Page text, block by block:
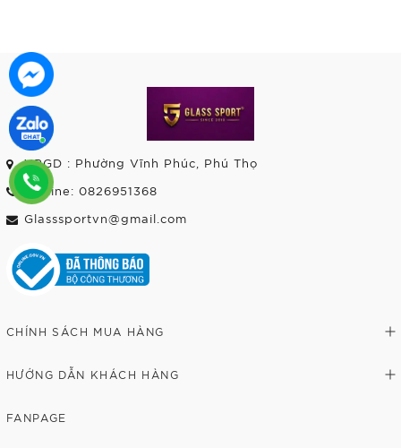
VPGD : Phường Vĩnh Phúc, Phú Thọ
Hotline: 0826951368
Glasssportvn@gmail.com
CHÍNH SÁCH MUA HÀNG
HƯỚNG DẪN KHÁCH HÀNG
FANPAGE